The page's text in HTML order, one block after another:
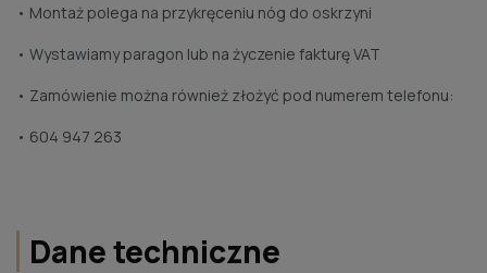
• Montaż polega na przykręceniu nóg do oskrzyni
• Wystawiamy paragon lub na życzenie fakturę VAT
• Zamówienie można również złożyć pod numerem telefonu:
• 604 947 263
Dane techniczne